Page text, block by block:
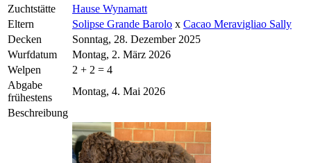
Zuchtstätte
Hause Wynamatt
Eltern
Solipse Grande Barolo x Cacao Meravigliao Sally
Decken
Sonntag, 28. Dezember 2025
Wurfdatum
Montag, 2. März 2026
Welpen
2 + 2 = 4
Abgabe
frühestens
Montag, 4. Mai 2026
Beschreibung